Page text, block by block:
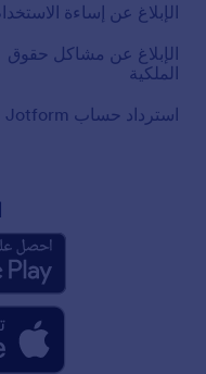
الإبلاغ عن إساءة
الإبلاغ عن مشاكل حقوق
الملكية
استرداد حساب Jotform